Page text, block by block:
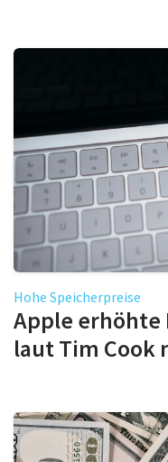
Hohe Speicherpreise
Apple erhöhte
laut Tim